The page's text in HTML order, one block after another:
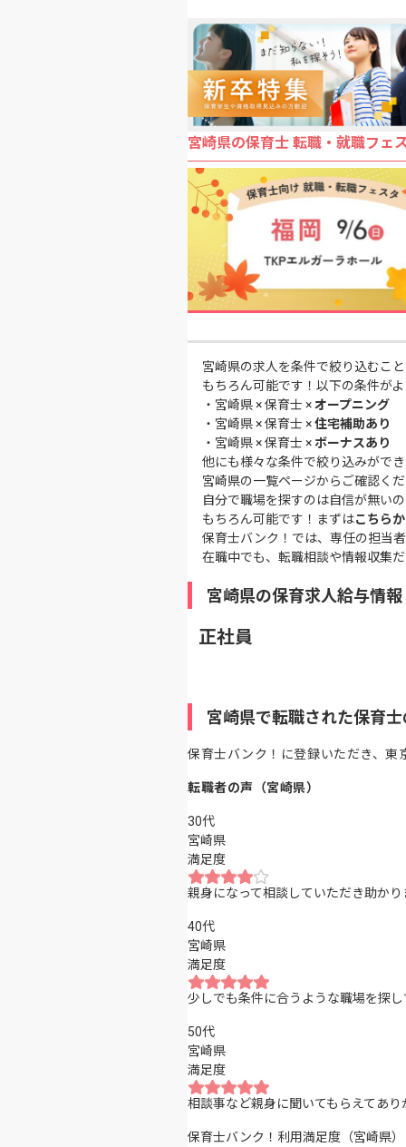
宮崎県の保育士 転職・就職フェ
宮崎県の求人を条件で絞り込むこ
もちろん可能です！以下の条件が
・ 宮崎県 × 保育士 ×オープニング
・ 宮崎県 × 保育士 ×住宅補助あり
・ 宮崎県 × 保育士 ×ボーナスあり
他にも様々な条件で絞り込みがで
宮崎県の一覧ページからご確認く
自分で職場を探すのは自信が無い
もちろん可能です！まずはこちら
保育士バンク！では、専任の担当
在職中でも、転職相談や情報収集
宮崎県の保育求人給与情報
正社員
宮崎県で転職された保育
保育士バンク！に登録いただき、
転職者の声（宮崎県）
30代
宮崎県
満足度
親身になって相談していただき助か
40代
宮崎県
満足度
少しでも条件に合うような職場を探
50代
宮崎県
満足度
相談事など親身に聞いてもらえてあり
保育士バンク！利用満足度（宮崎県）